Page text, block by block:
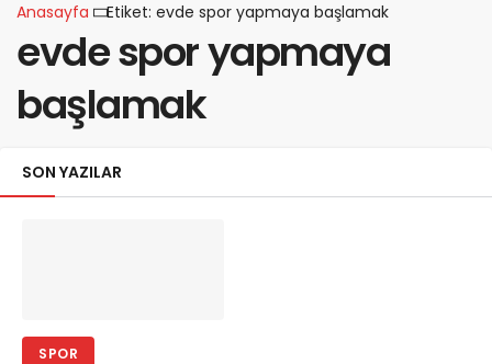
Anasayfa Etiket: evde spor yapmaya başlamak
evde spor yapmaya
başlamak
SON YAZILAR
SPOR